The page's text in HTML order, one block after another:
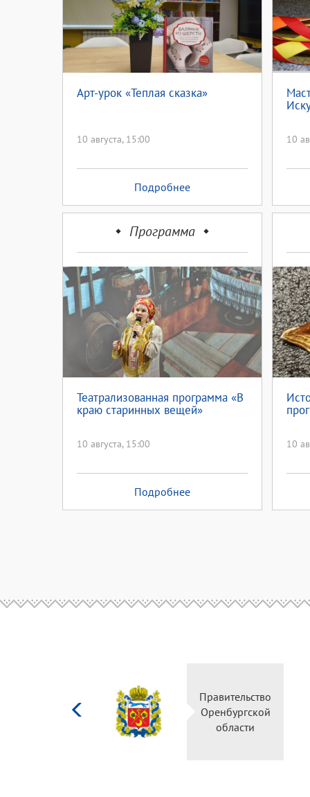
Арт-урок «Теплая сказка»
10 августа, 15:00
Подробнее
10
Программа
Театрализованная программа «В
краю старинных вещей»
10 августа, 15:00
Подробнее
10
Правительство
Оренбургской
области